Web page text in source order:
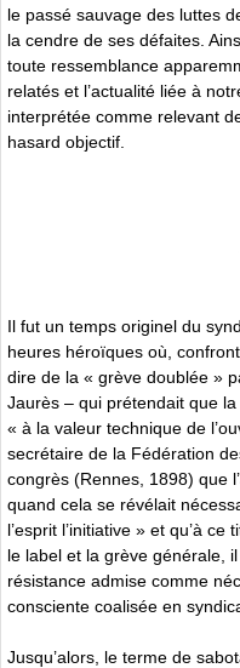
le passé sauvage des luttes
la cendre de ses défaites.
toute ressemblance
relatés et l’actualité liée à
interprétée comme relevant
hasard objectif.
Il fut un temps originel du
heures héroïques où,
dire de la « grève doublée »
Jaurès – qui prétendait que
« à la valeur technique de
secrétaire de la Fédération
congrès (Rennes, 1898) que
quand cela se révélait
l’esprit l’initiative » et qu’à
le label et la grève générale,
résistance admise comme
consciente coalisée en
Jusqu’alors, le terme de